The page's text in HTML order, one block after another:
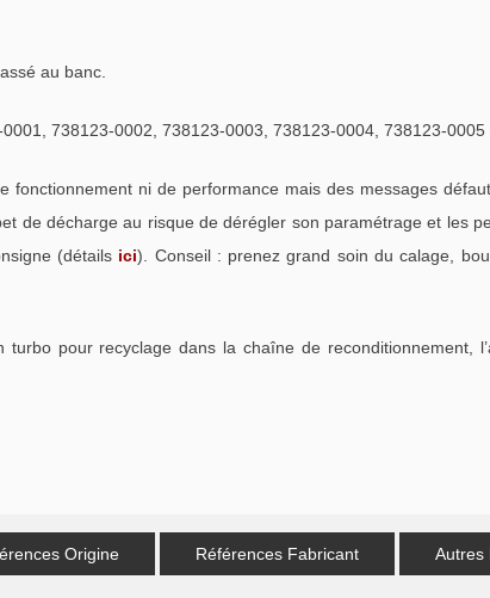
au banc.
738123-0002, 738123-0003, 738123-0004, 738123-0005
ni de performance mais des messages
de décharge au risque de dérégler son paramétrage et les
(détails ici). Conseil : prenez grand soin du calage,
pour recyclage dans la chaîne de reconditionnement,
Origine Références Fabricant Autres